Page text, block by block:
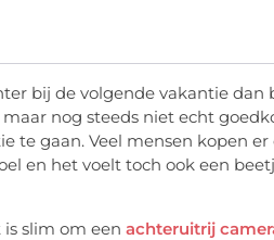
bij de volgende vakantie dan
nog steeds niet echt
te gaan. Veel mensen kopen
en het voelt toch ook een
slim om een achteruitrij